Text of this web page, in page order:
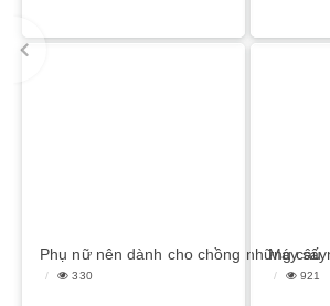
Phụ nữ nên dành cho chồng những câu
330
Máy
921